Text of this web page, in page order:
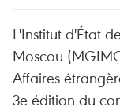
L'Institut d'État
Moscou
Affaires
3e édition du